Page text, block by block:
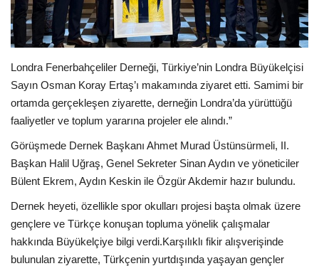
Pazaryeri
Kültür - Sanat
Firma Rehberi
Sağlık
Restoranlar
Etkinlik
Teknoloji
Londra Fenerbahçeliler Derneği, Türkiye’nin Londra Büyükelçisi
Sayın Osman Koray Ertaş’ı makamında ziyaret etti. Samimi bir
ortamda gerçekleşen ziyarette, derneğin Londra’da yürüttüğü
faaliyetler ve toplum yararına projeler ele alındı.”
Görüşmede Dernek Başkanı Ahmet Murad Üstünsürmeli, II.
Başkan Halil Uğraş, Genel Sekreter Sinan Aydın ve yöneticiler
Bülent Ekrem, Aydın Keskin ile Özgür Akdemir hazır bulundu.
Dernek heyeti, özellikle spor okulları projesi başta olmak üzere
gençlere ve Türkçe konuşan topluma yönelik çalışmalar
hakkında Büyükelçiye bilgi verdi.Karşılıklı fikir alışverişinde
bulunulan ziyarette, Türkçenin yurtdışında yaşayan gençler